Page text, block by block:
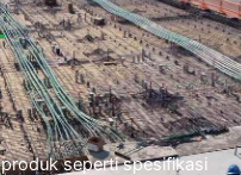
seperti spesifikasi